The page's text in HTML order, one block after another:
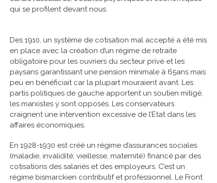
qui se profilent devant nous.
Des 1910, un système de cotisation mal accepté a été mis
en place avec la création d’un régime de retraite
obligatoire pour les ouvriers du secteur privé et les
paysans garantissant une pension minimale à 65ans mais
peu en bénéficiait car la plupart mouraient avant. Les
partis politiques de gauche apportent un soutien mitigé,
les marxistes y sont opposés. Les conservateurs
craignent une intervention excessive de l’Etat dans les
affaires économiques.
En 1928-1930 est créé un régime d’assurances sociales
(maladie, invalidité, vieillesse, maternité) financé par des
cotisations des salariés et des employeurs. C’est un
régime bismarckien contributif et professionnel. Le Front